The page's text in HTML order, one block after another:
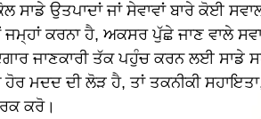
ਸਾਡੇ ਉਤਪਾਦਾਂ ਜਾਂ ਸੇਵਾਵਾਂ ਬਾਰੇ ਕੋਈ
ਜਮ੍ਹਾਂ ਕਰਨਾ ਹੈ, ਅਕਸਰ ਪੁੱਛੇ ਜਾਣ ਵਾਲੇ
ਜਾਣਕਾਰੀ ਤੱਕ ਪਹੁੰਚ ਕਰਨ ਲਈ ਸਾਡੇ
ਮਦਦ ਦੀ ਲੋੜ ਹੈ, ਤਾਂ ਤਕਨੀਕੀ
ਕਰੋ।